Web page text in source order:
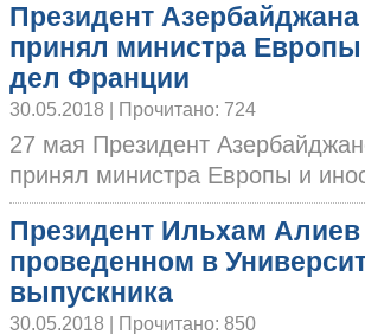
Президент
принял министра
дел Франции
30.05.2018 | Прочитано: 724
27 мая Президент
принял министра Европы и
Президент Ильхам Алиев
проведенном в
выпускника
30.05.2018 | Прочитано: 850